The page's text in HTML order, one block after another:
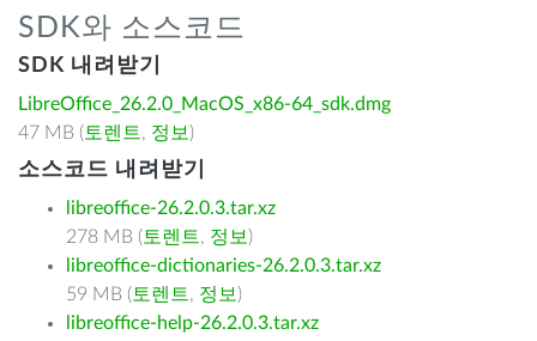
SDK와 소스코드
SDK 내려받기
LibreOffice_26.2.0_MacOS_x86-64_sdk.dmg
47 MB ( 토렌트, 정보 )
소스코드 내려받기
libreoffice-26.2.0.3.tar.xz
278 MB ( 토렌트, 정보 )
libreoffice-dictionaries-26.2.0.3.tar.xz
59 MB ( 토렌트, 정보 )
libreoffice-help-26.2.0.3.tar.xz